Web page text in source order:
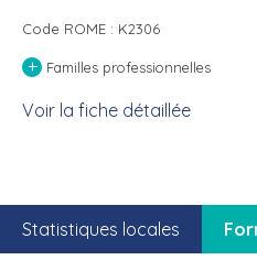
Code ROME : K2306
+ Familles professionnelles
Voir la fiche détaillée
Statistiques locales